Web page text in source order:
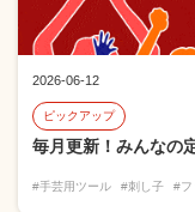
2026-06-12
ピックアップ
毎月更新！みんなの
#手芸用ツール #刺し子 #フ